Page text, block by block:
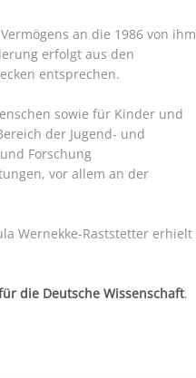
an die 1986 von ihm
erfolgt aus den
entsprechen.
sowie für Kinder und
der Jugend- und
Forschung
vor allem an der
Wernekke-Raststetter erhielt
die Deutsche Wissenschaft.